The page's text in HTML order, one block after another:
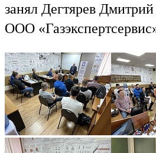
занял Дегтярев
ООО